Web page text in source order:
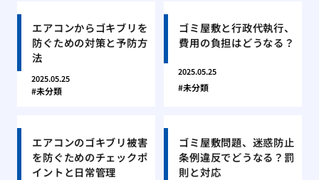
エアコンからゴキブリを
防ぐための対策と予防方
法
2025.05.25
未分類
ゴミ屋敷と行政代執行、
費用の負担はどうなる？
2025.05.25
未分類
エアコンのゴキブリ被害
を防ぐためのチェックポ
イントと日常管理
ゴミ屋敷問題、迷惑防止
条例違反でどうなる？罰
則と対応